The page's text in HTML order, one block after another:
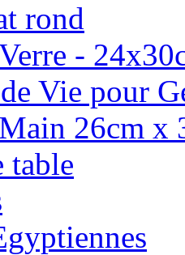
rond
-
Vie pour
26cm x
table